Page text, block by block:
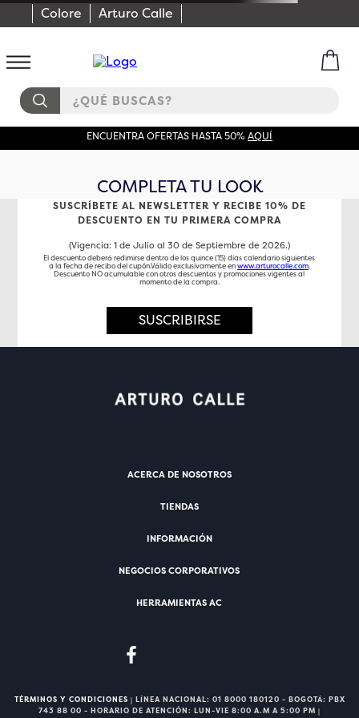
Colore Arturo Calle
¿QUÉ BUSCAS?
ENCUENTRA OFERTAS HASTA 50%AQUÍ
COMPLETA TU LOOK
SUSCRÍBETE AL NEWSLETTER Y RECIBE 10% DE
DESCUENTO EN TU PRIMERA COMPRA
(Vigencia: 1 de Julio al 30 de Septiembre de 2026.)
El descuento deberá redimirse dentro de los quince (15) días calendario siguientes
a la fecha de recibo del cupón.Válido exclusivamente enwww.arturocalle.com.
Descuento NO acumulable con otros descuentos y promociones vigentes al
momento de la compra.
SUSCRIBIRSE
ACERCA DE NOSOTROS
TIENDAS
INFORMACIÓN
NEGOCIOS CORPORATIVOS
HERRAMIENTAS AC
TÉRMINOS Y CONDICIONES | LÍNEA NACIONAL: 01 8000 180120 - BOGOTÁ: PBX
743 88 00 - HORARIO DE ATENCIÓN: LUN-VIE 8:00 A.M A 5:00 PM |